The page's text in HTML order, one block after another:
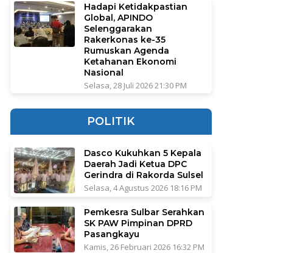
Hadapi Ketidakpastian
Global, APINDO
Selenggarakan
Rakerkonas ke-35
Rumuskan Agenda
Ketahanan Ekonomi
Nasional
Selasa, 28 Juli 2026 21:30 PM
POLITIK
Dasco Kukuhkan 5 Kepala
Daerah Jadi Ketua DPC
Gerindra di Rakorda Sulsel
Selasa, 4 Agustus 2026 18:16 PM
Pemkesra Sulbar Serahkan
SK PAW Pimpinan DPRD
Pasangkayu
Kamis, 26 Februari 2026 16:32 PM